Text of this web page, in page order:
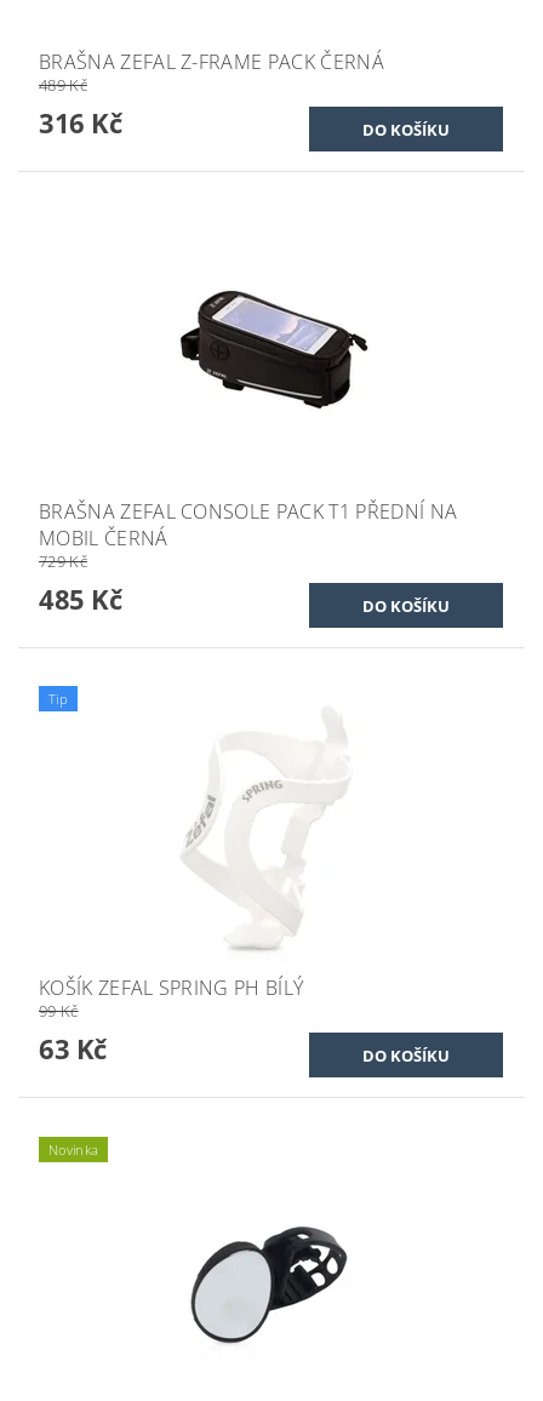
BRAŠNA ZEFAL Z-FRAME PACK ČERNÁ
489 Kč
316 Kč
BRAŠNA ZEFAL CONSOLE PACK T1 PŘEDNÍ NA
MOBIL ČERNÁ
729 Kč
485 Kč
Tip
KOŠÍK ZEFAL SPRING PH BÍLÝ
99 Kč
63 Kč
Novinka